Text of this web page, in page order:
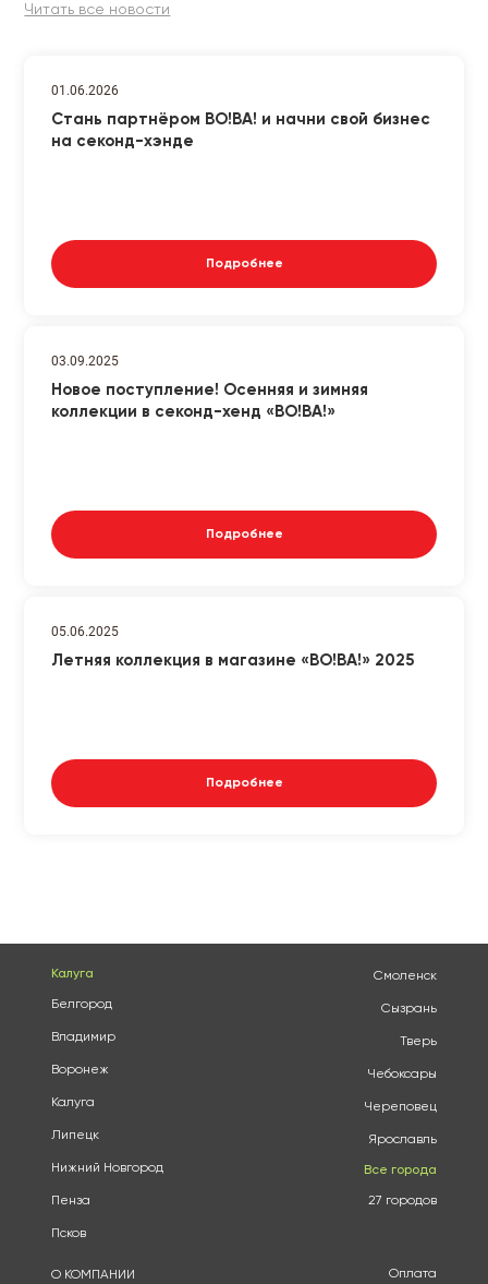
Читать все новости
01.06.2026
Стань партнёром ВО!ВА! и начни свой бизнес
на секонд-хэнде
Подробнее
03.09.2025
Новое поступление! Осенняя и зимняя
коллекции в секонд-хенд «ВО!ВА!»
Подробнее
05.06.2025
Летняя коллекция в магазине «ВО!ВА!» 2025
Подробнее
Калуга
Белгород
Владимир
Воронеж
Калуга
Липецк
Нижний Новгород
Пенза
Псков
Смоленск
Сызрань
Тверь
Чебоксары
Череповец
Ярославль
Все города
27 городов
О КОМПАНИИ Оплата